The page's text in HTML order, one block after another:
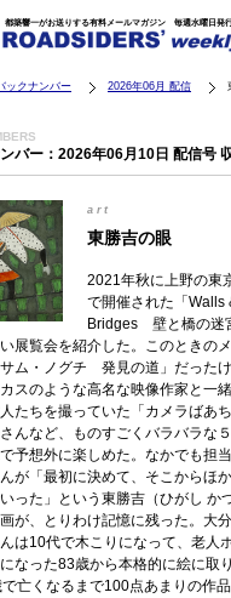
都築響一がお送りする有料メールマガジン 毎週水曜日発
ックナンバー 2026年06月 配信
バー：2026年06月10日 配信号
art
東勝吉の眼
2021年秋に上野の東
で開催された「Walls
Bridges 壁と橋の迷
展覧会を紹介した。このときの
ム・ノグチ 発見の道」だった
スのような高名な映像作家と一
たちを撮っていた「カメラばあ
んなど、ものすごくバラバラな
予想外に楽しめた。なかでも担
が「最初に決めて、そこからほ
った」という東勝吉（ひがし か
が、とりわけ記憶に残った。大
は10代で木こりになって、老人
なった83歳から本格的に絵に取
亡くなるまで100点あまりの作